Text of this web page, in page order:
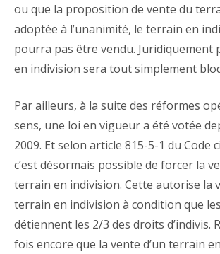
ou que la proposition de vente du
adoptée à l’unanimité, le terrain en
pourra pas être vendu. Juridiquement
en indivision sera tout simplement
Par ailleurs, à la suite des réformes
sens, une loi en vigueur a été votée
2009. Et selon article 815-5-1 du Code
c’est désormais possible de forcer la
terrain en indivision. Cette autorise la
terrain en indivision à condition que
détiennent les 2/3 des droits d’indivis.
fois encore que la vente d’un terrain